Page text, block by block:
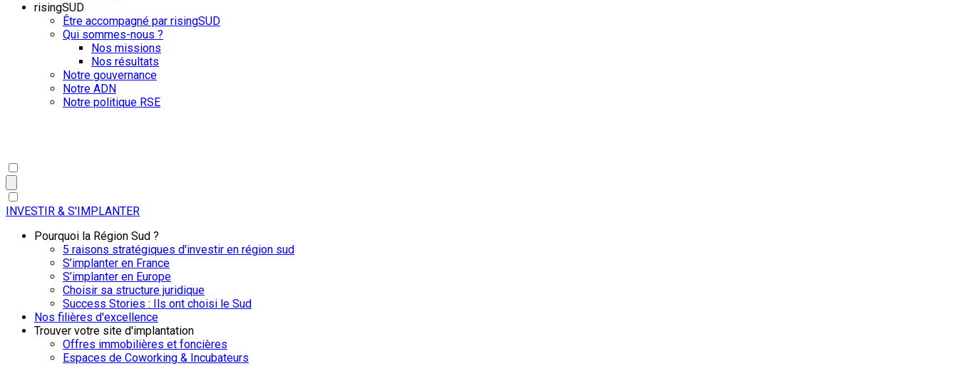
risingSUD
Être accompagné par risingSUD
Qui sommes-nous ?
Nos missions
Nos résultats
Notre gouvernance
Notre ADN
Notre politique RSE
INVESTIR & S'IMPLANTER
Pourquoi la Région Sud ?
5 raisons stratégiques d'investir en région sud
S’implanter en France
S’implanter en Europe
Choisir sa structure juridique
Success Stories : Ils ont choisi le Sud
Nos filières d'excellence
Trouver votre site d'implantation
Offres immobilières et foncières
Espaces de Coworking & Incubateurs